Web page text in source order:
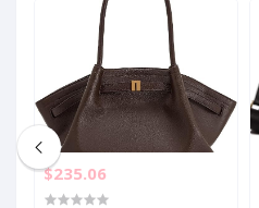
$235.06